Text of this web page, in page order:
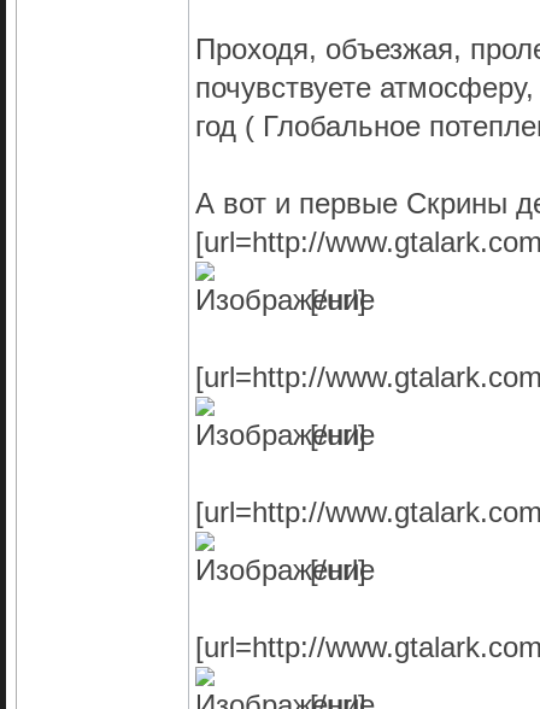
Проходя, объезжая,
почувствуете
год ( Глобальное
А вот и первые Скрины
[url=http://
[/url]
[url=http://
[/url]
[url=http://
[/url]
[url=http://